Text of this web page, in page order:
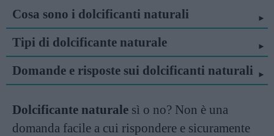
Cosa sono i dolcificanti naturali
Tipi di dolcificante naturale
Domande e risposte sui dolcificanti naturali
Dolcificante naturale sì o no? Non è una
domanda facile a cui rispondere e sicuramente